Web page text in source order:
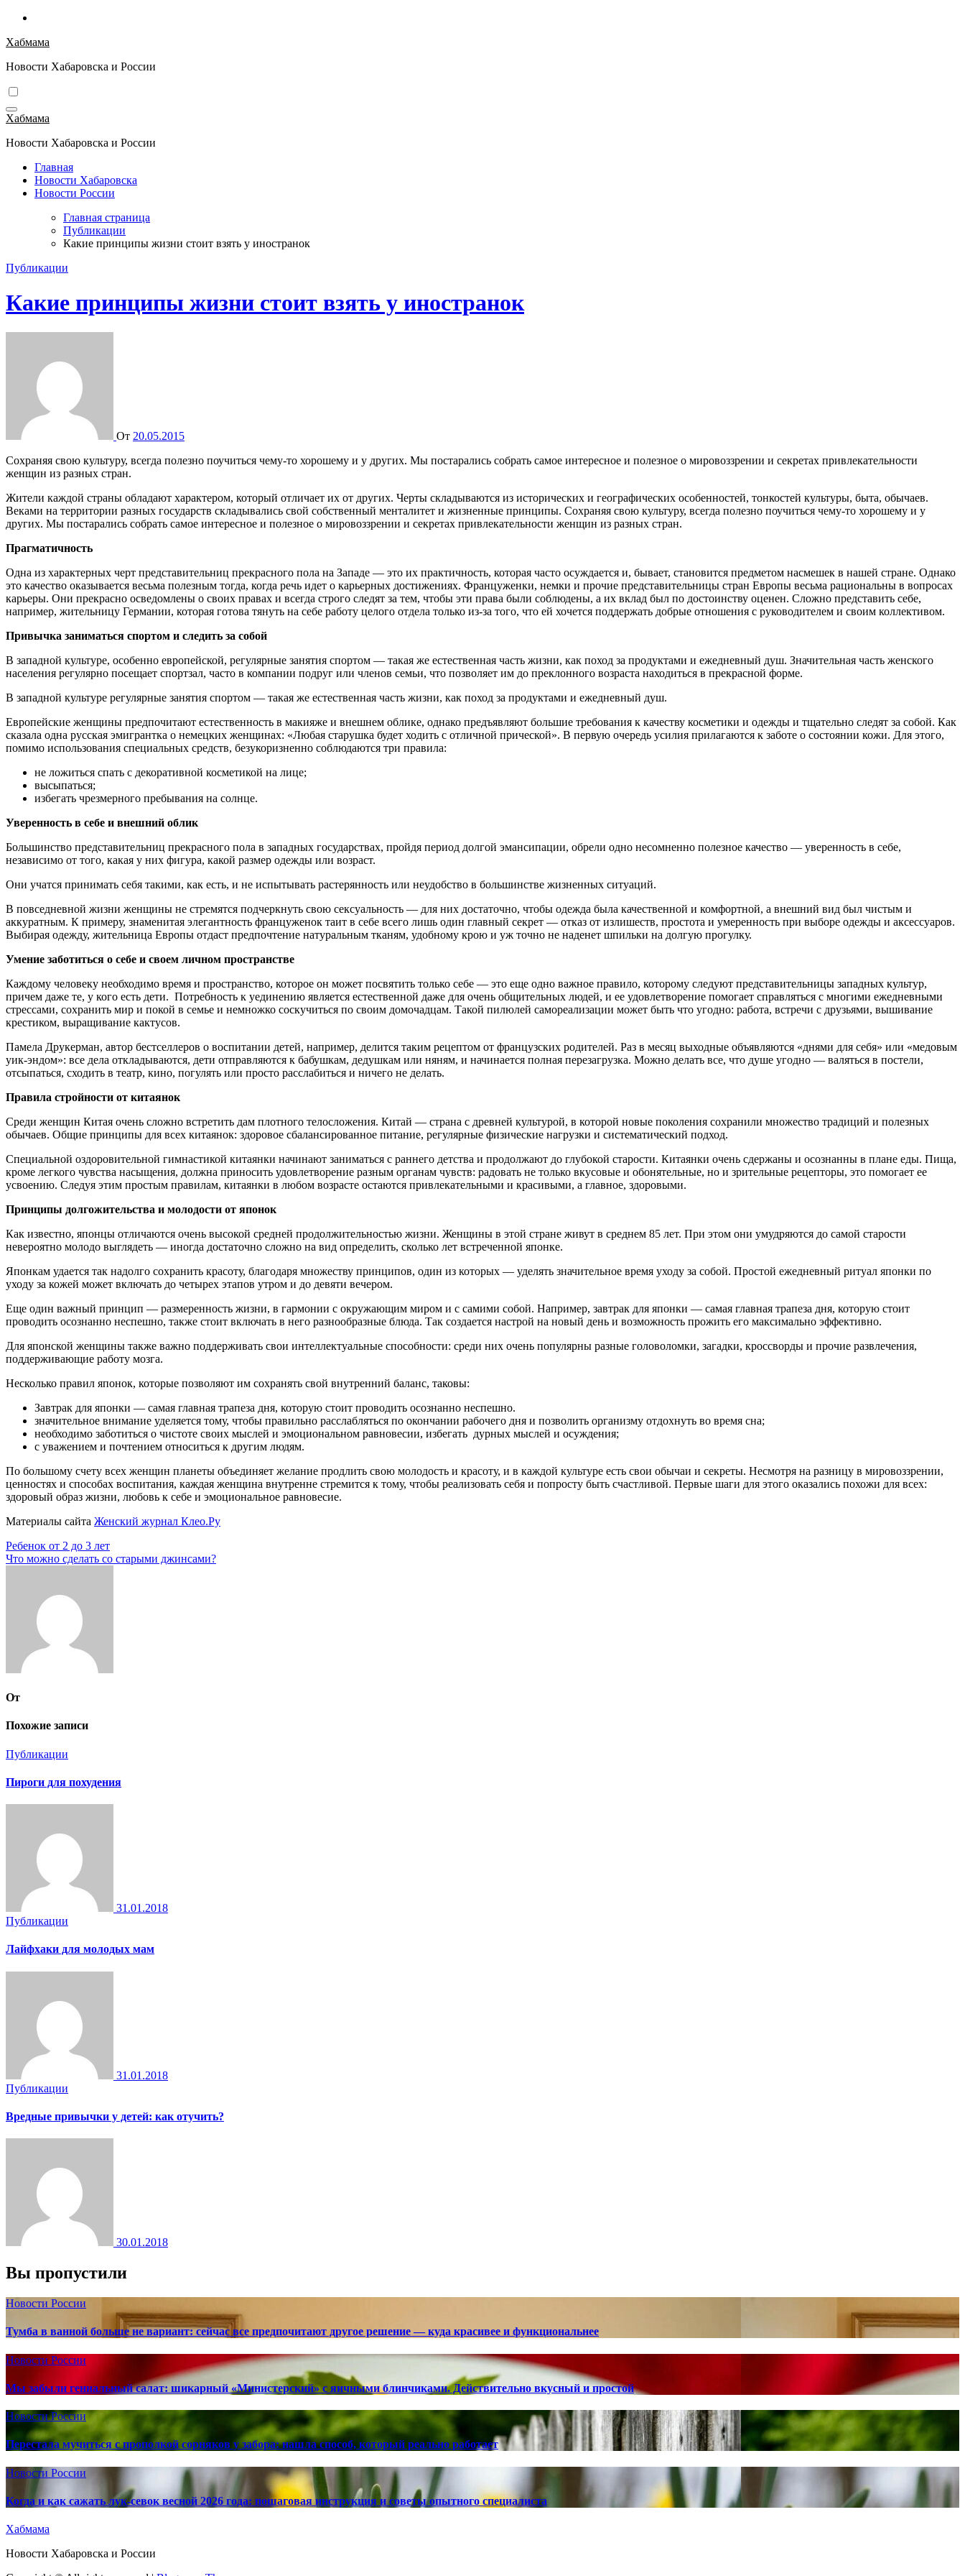
Перейти
содержимому
Хабмама
Новости Хабаровска и России
Хабмама
Новости Хабаровска и России
Главная
Новости Хабаровска
Новости России
Главная страница
Публикации
Какие принципы жизни стоит взять у иностранок
Публикации
Какие принципы жизни стоит взять у иностранок
От 20.05.2015
Сохраняя свою культуру, всегда полезно поучиться чему-то хорошему и у других. Мы постарались собрать самое интересное и полезное о мировоззрении и секретах привлекательности
женщин из разных стран.
Жители каждой страны обладают характером, который отличает их от других. Черты складываются из исторических и географических особенностей, тонкостей культуры, быта, обычаев.
Веками на территории разных государств складывались свой собственный менталитет и жизненные принципы. Сохраняя свою культуру, всегда полезно поучиться чему-то хорошему и у
других. Мы постарались собрать самое интересное и полезное о мировоззрении и секретах привлекательности женщин из разных стран.
Прагматичность
Одна из характерных черт представительниц прекрасного пола на Западе — это их практичность, которая часто осуждается и, бывает, становится предметом насмешек в нашей стране. Однако
это качество оказывается весьма полезным тогда, когда речь идет о карьерных достижениях. Француженки, немки и прочие представительницы стран Европы весьма рациональны в вопросах
карьеры. Они прекрасно осведомлены о своих правах и всегда строго следят за тем, чтобы эти права были соблюдены, а их вклад был по достоинству оценен. Сложно представить себе,
например, жительницу Германии, которая готова тянуть на себе работу целого отдела только из-за того, что ей хочется поддержать добрые отношения с руководителем и своим коллективом.
Привычка заниматься спортом и следить за собой
В западной культуре, особенно европейской, регулярные занятия спортом — такая же естественная часть жизни, как поход за продуктами и ежедневный душ. Значительная часть женского
населения регулярно посещает спортзал, часто в компании подруг или членов семьи, что позволяет им до преклонного возраста находиться в прекрасной форме.
В западной культуре регулярные занятия спортом — такая же естественная часть жизни, как поход за продуктами и ежедневный душ.
Европейские женщины предпочитают естественность в макияже и внешнем облике, однако предъявляют большие требования к качеству косметики и одежды и тщательно следят за собой. Как
сказала одна русская эмигрантка о немецких женщинах: «Любая старушка будет ходить с отличной прической». В первую очередь усилия прилагаются к заботе о состоянии кожи. Для этого,
помимо использования специальных средств, безукоризненно соблюдаются три правила:
не ложиться спать с декоративной косметикой на лице;
высыпаться;
избегать чрезмерного пребывания на солнце.
Уверенность в себе и внешний облик
Большинство представительниц прекрасного пола в западных государствах, пройдя период долгой эмансипации, обрели одно несомненно полезное качество — уверенность в себе,
независимо от того, какая у них фигура, какой размер одежды или возраст.
Они учатся принимать себя такими, как есть, и не испытывать растерянность или неудобство в большинстве жизненных ситуаций.
В повседневной жизни женщины не стремятся подчеркнуть свою сексуальность — для них достаточно, чтобы одежда была качественной и комфортной, а внешний вид был чистым и
аккуратным. К примеру, знаменитая элегантность француженок таит в себе всего лишь один главный секрет — отказ от излишеств, простота и умеренность при выборе одежды и аксессуаров.
Выбирая одежду, жительница Европы отдаст предпочтение натуральным тканям, удобному крою и уж точно не наденет шпильки на долгую прогулку.
Умение заботиться о себе и своем личном пространстве
Каждому человеку необходимо время и пространство, которое он может посвятить только себе — это еще одно важное правило, которому следуют представительницы западных культур,
причем даже те, у кого есть дети. Потребность к уединению является естественной даже для очень общительных людей, и ее удовлетворение помогает справляться с многими ежедневными
стрессами, сохранить мир и покой в семье и немножко соскучиться по своим домочадцам. Такой пилюлей самореализации может быть что угодно: работа, встречи с друзьями, вышивание
крестиком, выращивание кактусов.
Памела Друкерман, автор бестселлеров о воспитании детей, например, делится таким рецептом от французских родителей. Раз в месяц выходные объявляются «днями для себя» или «медовым
уик-эндом»: все дела откладываются, дети отправляются к бабушкам, дедушкам или няням, и начинается полная перезагрузка. Можно делать все, что душе угодно — валяться в постели,
отсыпаться, сходить в театр, кино, погулять или просто расслабиться и ничего не делать.
Правила стройности от китаянок
Среди женщин Китая очень сложно встретить дам плотного телосложения. Китай — страна с древней культурой, в которой новые поколения сохранили множество традиций и полезных
обычаев. Общие принципы для всех китаянок: здоровое сбалансированное питание, регулярные физические нагрузки и систематический подход.
Специальной оздоровительной гимнастикой китаянки начинают заниматься с раннего детства и продолжают до глубокой старости. Китаянки очень сдержаны и осознанны в плане еды. Пища,
кроме легкого чувства насыщения, должна приносить удовлетворение разным органам чувств: радовать не только вкусовые и обонятельные, но и зрительные рецепторы, это помогает ее
усвоению. Следуя этим простым правилам, китаянки в любом возрасте остаются привлекательными и красивыми, а главное, здоровыми.
Принципы долгожительства и молодости от японок
Как известно, японцы отличаются очень высокой средней продолжительностью жизни. Женщины в этой стране живут в среднем 85 лет. При этом они умудряются до самой старости
невероятно молодо выглядеть — иногда достаточно сложно на вид определить, сколько лет встреченной японке.
Японкам удается так надолго сохранить красоту, благодаря множеству принципов, один из которых — уделять значительное время уходу за собой. Простой ежедневный ритуал японки по
уходу за кожей может включать до четырех этапов утром и до девяти вечером.
Еще один важный принцип — размеренность жизни, в гармонии с окружающим миром и с самими собой. Например, завтрак для японки — самая главная трапеза дня, которую стоит
проводить осознанно неспешно, также стоит включать в него разнообразные блюда. Так создается настрой на новый день и возможность прожить его максимально эффективно.
Для японской женщины также важно поддерживать свои интеллектуальные способности: среди них очень популярны разные головоломки, загадки, кроссворды и прочие развлечения,
поддерживающие работу мозга.
Несколько правил японок, которые позволяют им сохранять свой внутренний баланс, таковы:
Завтрак для японки — самая главная трапеза дня, которую стоит проводить осознанно неспешно.
значительное внимание уделяется тому, чтобы правильно расслабляться по окончании рабочего дня и позволить организму отдохнуть во время сна;
необходимо заботиться о чистоте своих мыслей и эмоциональном равновесии, избегать дурных мыслей и осуждения;
с уважением и почтением относиться к другим людям.
По большому счету всех женщин планеты объединяет желание продлить свою молодость и красоту, и в каждой культуре есть свои обычаи и секреты. Несмотря на разницу в мировоззрении,
ценностях и способах воспитания, каждая женщина внутренне стремится к тому, чтобы реализовать себя и попросту быть счастливой. Первые шаги для этого оказались похожи для всех:
здоровый образ жизни, любовь к себе и эмоциональное равновесие.
Материалы сайта Женский журнал Клео.Ру
Навигация
по
Ребенок от 2 до 3 лет
Что можно сделать со старыми джинсами?
От
Похожие записи
Публикации
Пироги для похудения
31.01.2018
Публикации
Лайфхаки для молодых мам
31.01.2018
Публикации
Вредные привычки у детей: как отучить?
30.01.2018
Вы пропустили
Новости России
Тумба в ванной больше не вариант: сейчас все предпочитают другое решение — куда красивее и функциональнее
Новости России
Мы забыли гениальный салат: шикарный «Министерский» с яичными блинчиками. Действительно вкусный и простой
Новости России
Перестала мучиться с прополкой сорняков у забора: нашла способ, который реально работает
Новости России
Когда и как сажать лук-севок весной 2026 года: пошаговая инструкция и советы опытного специалиста
Хабмама
Новости Хабаровска и России